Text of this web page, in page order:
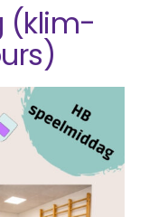
(klim-